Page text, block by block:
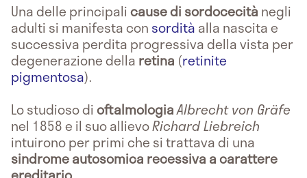
Una delle principalicause di sordocecità negli
adulti si manifesta con sordità alla nascita e
successiva perdita progressiva della vista per
degenerazione della retina (retinite
pigmentosa).
Lo studioso dioftalmologiaAlbrecht von Gräfe
nel 1858 e il suo allievoRichard Liebreich
intuirono per primi che si trattava di una
sindrome autosomica recessiva a carattere